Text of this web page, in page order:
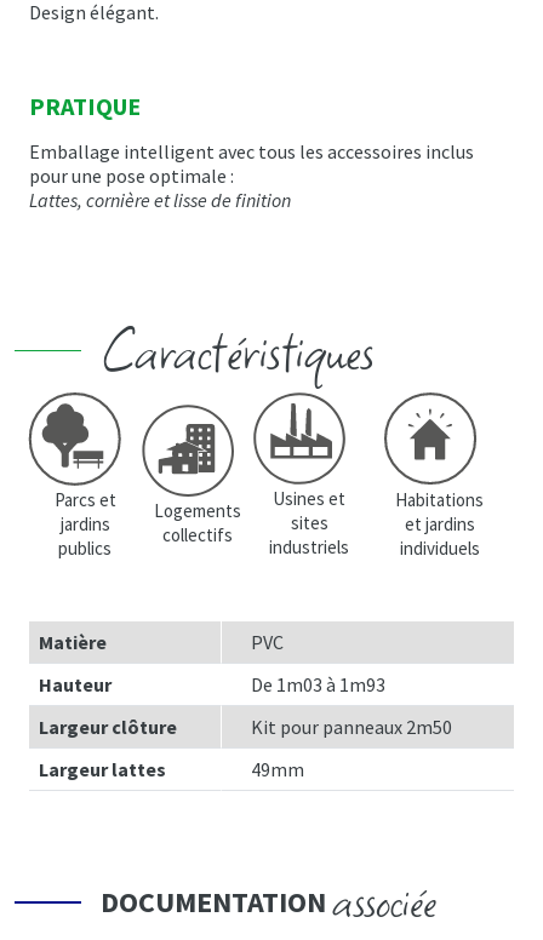
Design élégant.
PRATIQUE
Emballage intelligent avec tous les accessoires inclus
pour une pose optimale :
Lattes, cornière et lisse de finition
Caractéristiques
Parcs et
jardins
publics
Logements
collectifs
Usines et
sites
industriels
Habitations
et jardins
individuels
Matière
PVC
Hauteur
De 1m03 à 1m93
Largeur clôture
Kit pour panneaux 2m50
Largeur lattes
49mm
DOCUMENTATIONassociée